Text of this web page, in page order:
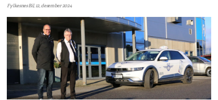
Fylkesnes Bil, 12, desember 2024